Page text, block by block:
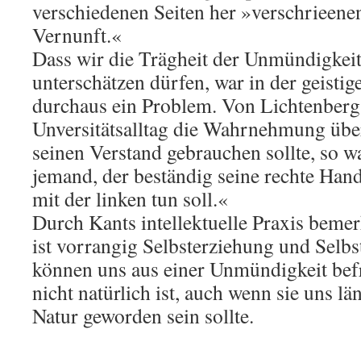
verschiedenen Seiten her
Vernunft.«
Dass wir die Trägheit der
unterschätzen dürfen, war in der
durchaus ein Problem. Von
Unversitätsalltag die Wahrnehmung
seinen Verstand gebrauchen sollte, so
jemand, der beständig seine rechte
mit der linken tun soll.«
Durch Kants intellektuelle Praxis
ist vorrangig Selbsterziehung und
können uns aus einer Unmündigkeit
nicht natürlich ist, auch wenn sie uns
Natur geworden sein sollte.